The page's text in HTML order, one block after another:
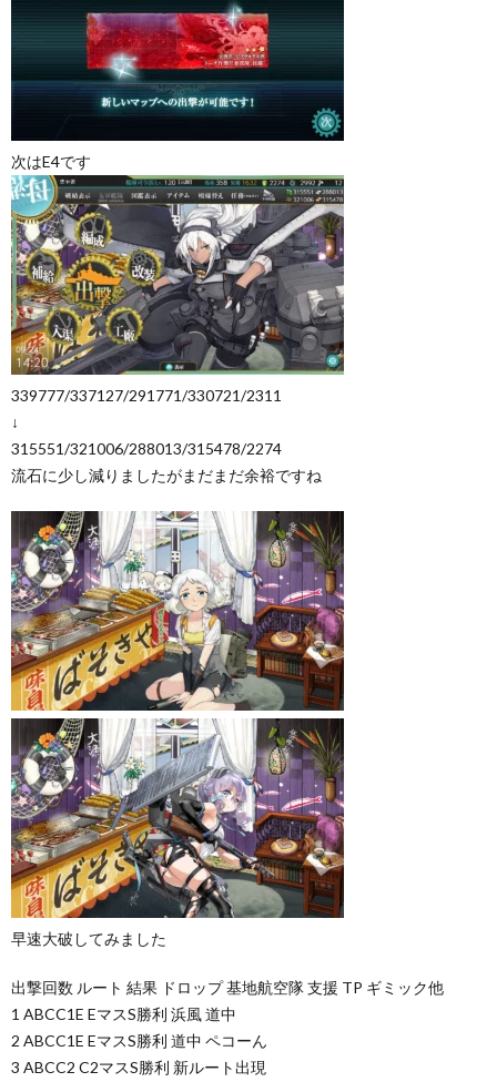
次はE4です
339777/337127/291771/330721/2311
↓
315551/321006/288013/315478/2274
流石に少し減りましたがまだまだ余裕ですね
早速大破してみました
出撃回数 ルート 結果 ドロップ 基地航空隊 支援 TP ギミック他
1 ABCC1E EマスS勝利 浜風 道中
2 ABCC1E EマスS勝利 道中 ペコーん
3 ABCC2 C2マスS勝利 新ルート出現